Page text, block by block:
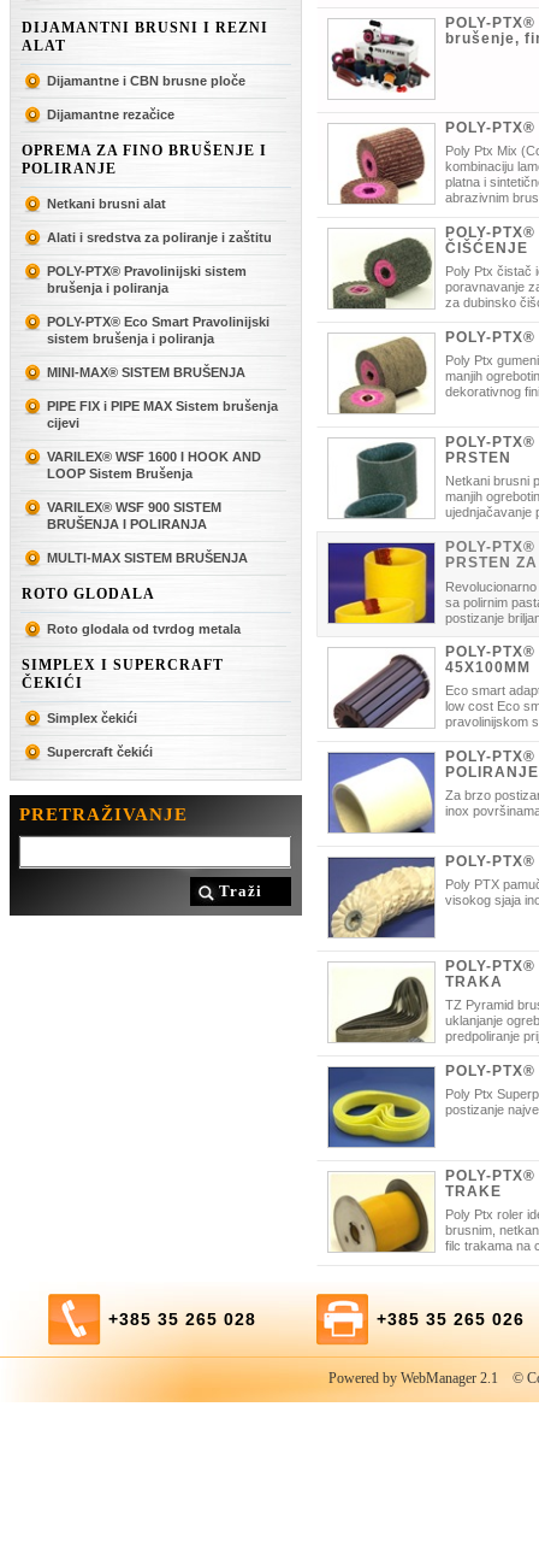
DIJAMANTNI BRUSNI I REZNI
ALAT
Dijamantne i CBN brusne ploče
Dijamantne rezačice
OPREMA ZA FINO BRUŠENJE I
POLIRANJE
Netkani brusni alat
Alati i sredstva za poliranje i zaštitu
POLY-PTX® Pravolinijski sistem
brušenja i poliranja
POLY-PTX® Eco Smart Pravolinijski
sistem brušenja i poliranja
MINI-MAX® SISTEM BRUŠENJA
PIPE FIX i PIPE MAX Sistem brušenja
cijevi
VARILEX® WSF 1600 I HOOK AND
LOOP Sistem Brušenja
VARILEX® WSF 900 SISTEM
BRUŠENJA I POLIRANJA
MULTI-MAX SISTEM BRUŠENJA
ROTO GLODALA
Roto glodala od tvrdog metala
SIMPLEX I SUPERCRAFT
ČEKIĆI
Simplex čekići
Supercraft čekići
PRETRAŽIVANJE
Traži
POLY-
brušenje,
POLY-
Poly Ptx Mix
kombinaciju
platna i
abrazivnim
POLY-
ČIŠĆENJE
Poly Ptx čistač
poravnavanje
za dubinsko
uporabu žičanih i drugih alata za
POLY-
Poly Ptx
manjih
dekorativnog
POLY-
PRSTEN
Netkani brusni
manjih
ujednjačavanje
postizanje mat i satin finiša.
POLY-
PRSTEN
sa polirnim
postizanje
POLY-
45X100MM
Eco smart
low cost Eco
pravolinijskom
POLY-
POLIRANJE
Za brzo
inox
POLY-
Poly PTX
visokog sjaja
POLY-
TRAKA
TZ Pyramid
uklanjanje
predpoliranje
POLY-
Poly Ptx
postizanje
POLY-
TRAKE
Poly Ptx roler
brusnim,
filc trakama na
+385 35 265 028 +385 35 265 026
Powered by WebManager 2.1 ©